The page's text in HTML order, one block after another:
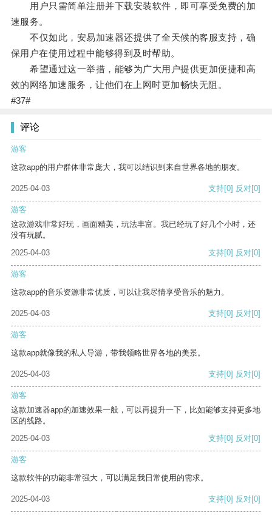
用户只需简单注册并下载安装软件，即可享受免费的加
速服务。
不仅如此，安易加速器还提供了全天候的客服支持，确
保用户在使用过程中能够得到及时帮助。
希望通过这一举措，能够为广大用户提供更加便捷和高
效的网络加速服务，让他们在上网时更加畅快无阻。
#37#
评论
游客
这款app的用户群体非常庞大，我可以结识到来自世界各地的朋友。
2025-04-03 支持[0] 反对[0]
游客
这款游戏非常好玩，画面精美，玩法丰富。我已经玩了好几个小时，还
没有玩腻。
2025-04-03
支持[0] 反对[0]
游客
这款app的音乐资源非常优质，可以让我尽情享受音乐的魅力。
2025-04-03 支持[0] 反对[0]
游客
这款app就像我的私人导游，带我领略世界各地的美景。
2025-04-03 支持[0] 反对[0]
游客
这款加速器app的加速效果一般，可以再提升一下，比如能够支持更多地
区的线路。
2025-04-03
支持[0] 反对[0]
游客
这款软件的功能非常强大，可以满足我日常使用的需求。
2025-04-03 支持[0] 反对[0]